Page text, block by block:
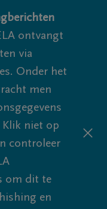
ontvangt
via
Onder het
men
Klik niet op
controleer
om dit te
en